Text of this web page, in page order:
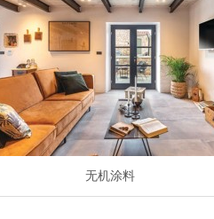
无机涂料